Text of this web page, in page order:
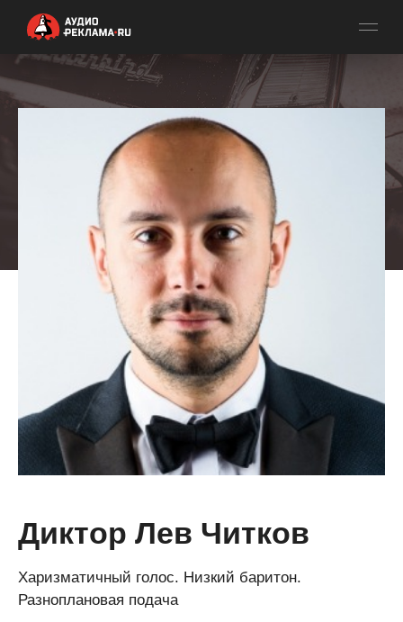
Диктор Лев Читков
Харизматичный голос. Низкий баритон.
Разноплановая подача